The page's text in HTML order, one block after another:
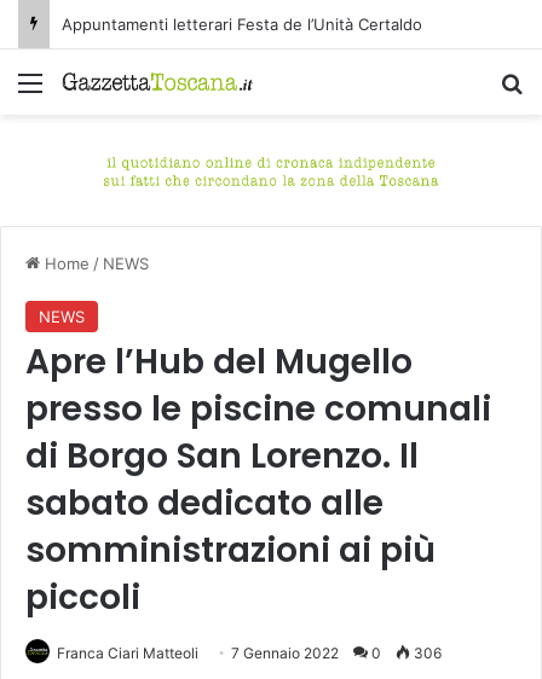
Appuntamenti letterari Festa de l’Unità Certaldo
Menu
Home / NEWS
NEWS
Apre l’Hub del Mugello
presso le piscine comunali
di Borgo San Lorenzo. Il
sabato dedicato alle
somministrazioni ai più
piccoli
Franca Ciari Matteoli 7 Gennaio 2022 0 306